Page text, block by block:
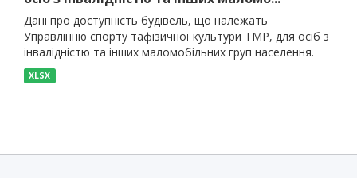
Дані про доступність будівель, що належать
Управлінню спорту тафізичної культури ТМР, для осіб з
інвалідністю та інших маломобільних груп населення.
XLSX